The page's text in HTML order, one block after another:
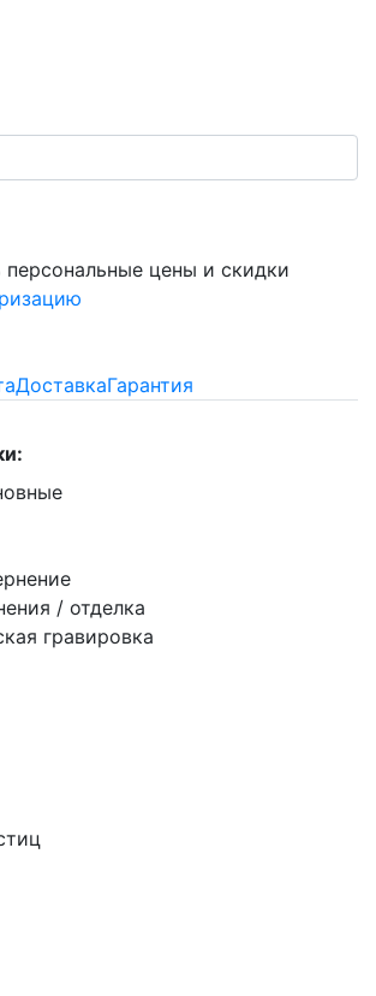
цены и скидки
ДоставкаГарантия
/ отделка
гравировка